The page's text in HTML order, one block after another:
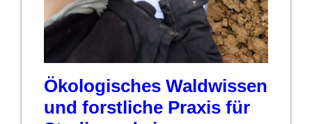
Ökologisches Waldwissen
und forstliche Praxis für